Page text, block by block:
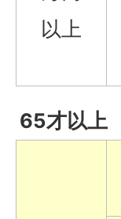
以上
65才以上